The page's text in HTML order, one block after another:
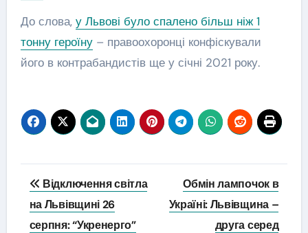
До слова, у Львові було спалено більш ніж 1
тонну героїну– правоохоронці конфіскували
його в контрабандистів ще у січні 2021 року.
Навігація
записів
Відключення світла
на Львівщині 26
серпня: “Укренерго”
Обмін лампочок в
Україні: Львівщина –
друга серед